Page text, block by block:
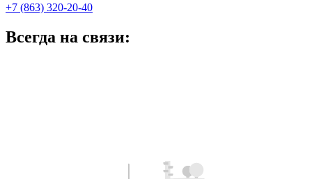
+7 (863) 320-20-40
Всегда на связи: